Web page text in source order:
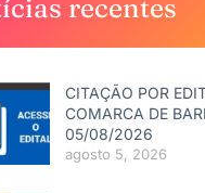
recentes
CITAÇÃO POR
COMARCA DE
05/08/2026
agosto 5, 2026